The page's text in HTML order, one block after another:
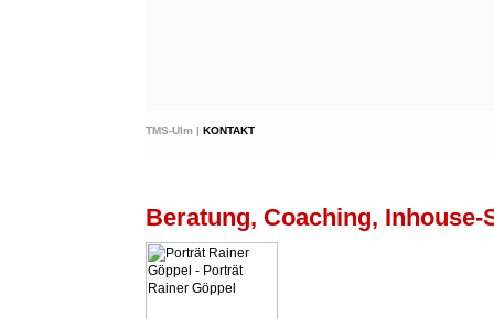
TMS-Ulm | KONTAKT
Beratung, Coaching, Inhouse-